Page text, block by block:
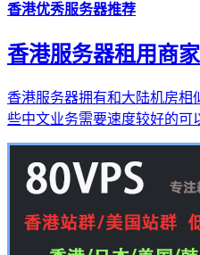
香港优秀服务器推荐
香港服务器租用商家
香港服务器拥有和大陆机房
些中文业务需要速度较好的可